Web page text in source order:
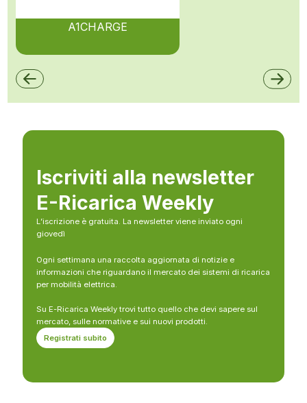
A1CHARGE
Iscriviti alla newsletter
E-Ricarica Weekly
L’iscrizione è gratuita. La newsletter viene inviato ogni
giovedì
Ogni settimana una raccolta aggiornata di notizie e
informazioni che riguardano il mercato dei sistemi di ricarica
per mobilità elettrica.
Su E-Ricarica Weekly trovi tutto quello che devi sapere sul
mercato, sulle normative e sui nuovi prodotti.
Registrati subito